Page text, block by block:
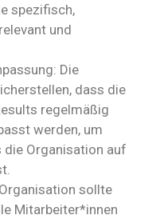
spezifisch,
und
Die
dass die
regelmäßig
werden, um
Organisation auf
sollte
Mitarbeiter*innen